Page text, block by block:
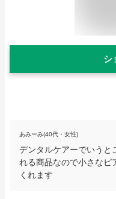
シ
あみーみ(40代・女性)
デンタルケアーでいうと
れる商品なので小さなピ
くれます